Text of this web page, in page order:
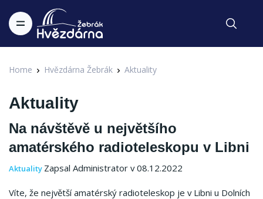
Home Hvězdárna Žebrák Aktuality
Aktuality
Na návštěvě u největšího
amatérského radioteleskopu v Libni
Aktuality Zapsal Administrator v 08.12.2022
Víte, že největší amatérský radioteleskop je v Libni u Dolních